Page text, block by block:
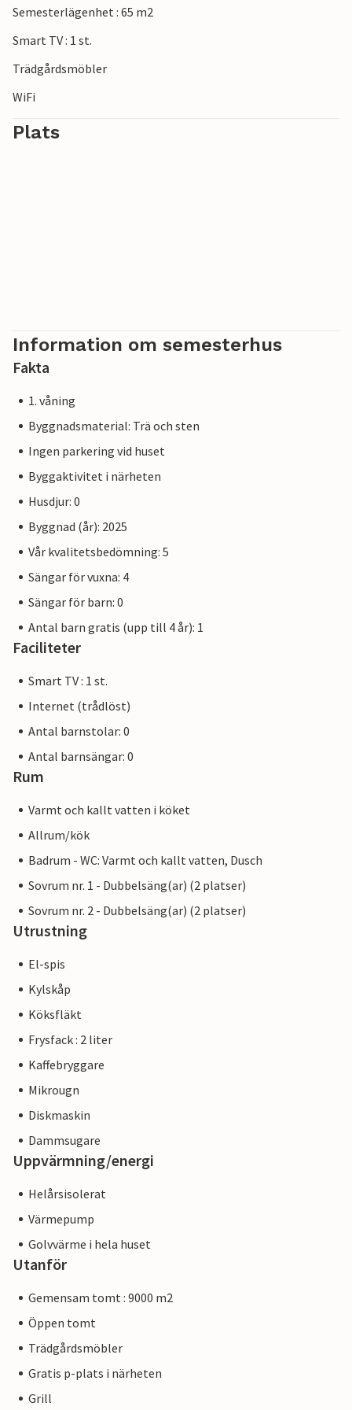
Idag är dessa särskilt exklusiva.
under uppbyggnad.
Semesterlägenhet : 65 m2
Smart TV : 1 st.
Trädgårdsmöbler
WiFi
Plats
Information om semesterhus
Fakta
1. våning
Byggnadsmaterial: Trä och sten
Ingen parkering vid huset
Byggaktivitet i närheten
Husdjur: 0
Byggnad (år): 2025
Vår kvalitetsbedömning: 5
Sängar för vuxna: 4
Sängar för barn: 0
Antal barn gratis (upp till 4 år): 1
Faciliteter
Smart TV : 1 st.
Internet (trådlöst)
Antal barnstolar: 0
Antal barnsängar: 0
Rum
Varmt och kallt vatten i köket
Allrum/kök
Badrum - WC: Varmt och kallt vatten, Dusch
Sovrum nr. 1 - Dubbelsäng(ar) (2 platser)
Sovrum nr. 2 - Dubbelsäng(ar) (2 platser)
Utrustning
El-spis
Kylskåp
Köksfläkt
Frysfack : 2 liter
Kaffebryggare
Mikrougn
Diskmaskin
Dammsugare
Uppvärmning/energi
Helårsisolerat
Värmepump
Golvvärme i hela huset
Utanför
Gemensam tomt : 9000 m2
Öppen tomt
Trädgårdsmöbler
Gratis p-plats i närheten
Grill